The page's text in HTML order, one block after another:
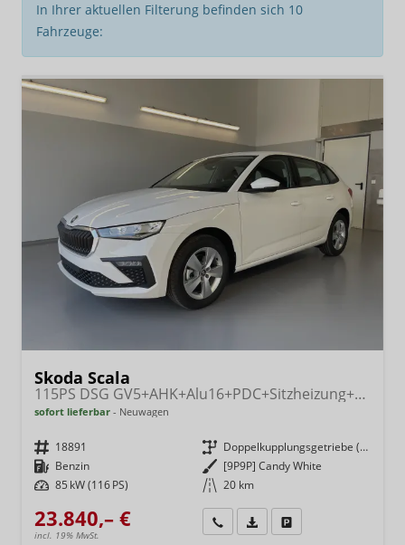
In Ihrer aktuellen Filterung befinden sich 10
Fahrzeuge:
Skoda Scala
115PS DSG GV5+AHK+Alu16+PDC+Sitzheizung+App-Connect
sofort lieferbar Neuwagen
Fahrzeugnr. 18891 Getriebe
Doppelkupplungsgetriebe (DSG)
Kraftstoff Benzin Außenfarbe [9P9P] Candy White
Leistung 85 kW (116 PS) Kilometerstand 20 km
23.840,– €
incl. 19% MwSt.
Wir rufen Sie anFahrzeugexposé (PDF)